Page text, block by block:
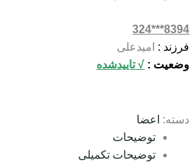
8394***324
فرزند : امیدعلی
وضعیت : √ تاییدشده
دسته:
اعضا
توضیحات
توضیحات تکمیلی